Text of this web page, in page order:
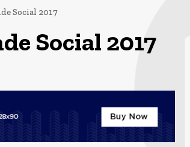
Social 2017
Social 2017